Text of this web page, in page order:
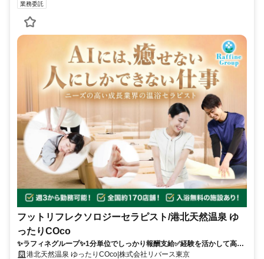
業務委託
フットリフレクソロジーセラピスト/港北天然温泉 ゆ
ったりCOco
✨️ラフィネグループ✨1分単位でしっかり報酬支給️✅経験を活かして高時
給✅️ノルマなし✅️ブランクOK！✅スキルUPも可能◎️セカンドキャリアと
港北天然温泉 ゆったりCOco|株式会社リバース東京